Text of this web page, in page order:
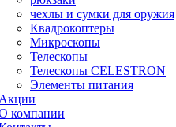
чехлы и сумки для оружия
Квадрокоптеры
Микроскопы
Телескопы
Телескопы CELESTRON
Элементы питания
Акции
компании